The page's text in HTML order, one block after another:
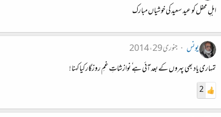
اہلِ محفل کو عید سعید کی خوشیاں مبارک
یونس
جنوری 29، 2014
تمہاری یاد بھی پہروں کے بعد آئی ہے ٗ نوازشاتِ غمِ روزگار کیا کہنا !
2